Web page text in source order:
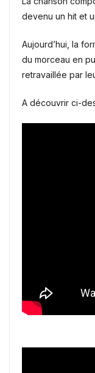
devenu un hit et
Aujourd’hui, la
du morceau en
retravaillée par
A découvrir ci-